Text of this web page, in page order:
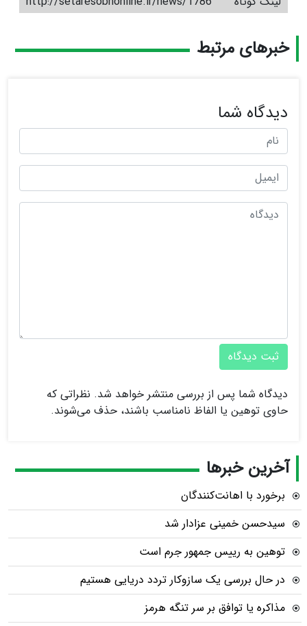
خبرهای مرتبط
دیدگاه شما
ثبت دیدگاه
دیدگاه شما پس از بررسی منتشر خواهد شد. نظراتی که
حاوی توهین یا الفاظ نامناسب باشند، حذف می‌شوند.
آخرین خبرها
برخورد با اهانت‌کنندگان
سیدحسن خمینی عزادار شد
توهین به رییس جمهور جرم است
در حال بررسی یک سازوکار تردد دریایی هستیم
مذاکره یا توافق بر سر تنگه هرمز